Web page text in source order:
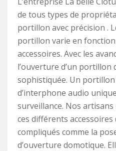
de tous types de
portillon avec précision .
portillon varie en
accessoires. Avec les
l’ouverture d’un portillon
sophistiquée. Un
d’interphone audio
surveillance. Nos
ces différents
compliqués comme la
d’ouverture domotique.